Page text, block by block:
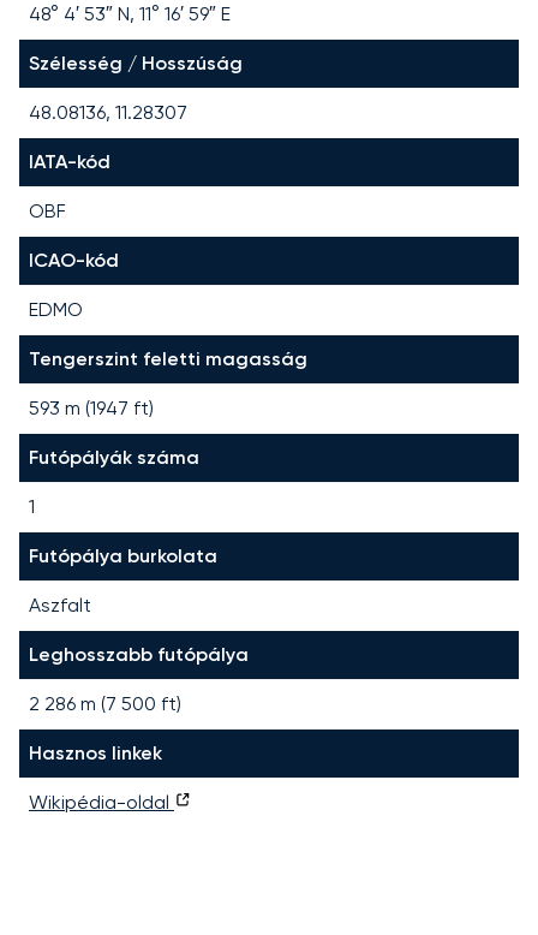
48° 4′ 53″ N, 11° 16′ 59″ E
Szélesség / Hosszúság
48.08136, 11.28307
IATA-kód
OBF
ICAO-kód
EDMO
Tengerszint feletti magasság
593 m (1947 ft)
Futópályák száma
1
Futópálya burkolata
Aszfalt
Leghosszabb futópálya
2 286 m (7 500 ft)
Hasznos linkek
Wikipédia-oldal